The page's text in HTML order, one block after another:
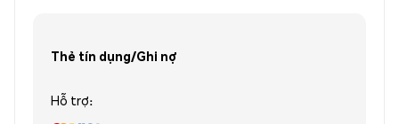
Thẻ tín dụng/Ghi nợ
Hỗ trợ: